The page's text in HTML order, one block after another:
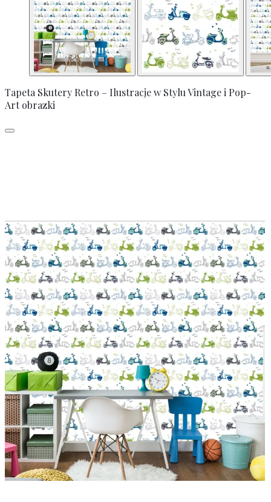
Tapeta Skutery Retro – Ilustracje w Stylu Vintage i Pop-
Art obrazki